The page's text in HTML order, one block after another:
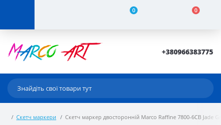
0 0
+380966383775
Скетч маркери Скетч маркер двосторонній Marco Raffine 7800-6CB Jade